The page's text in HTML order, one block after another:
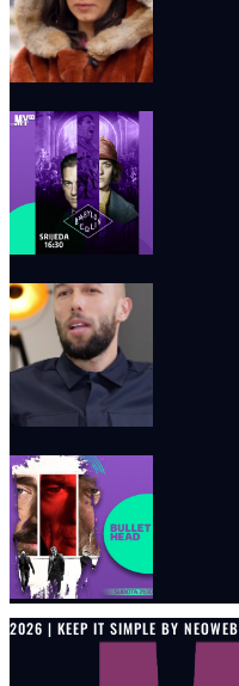
2026 | KEEP IT SIMPLE BY NEOWEB